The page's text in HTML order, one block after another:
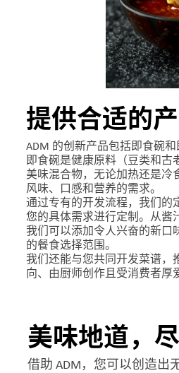
提供合适的
ADM 的创新产品包括即食碗
即食碗是健康原料（豆类和古
美味混合物，无论加热还是冷
风味、口感和营养的需求。
通过专有的开发流程，我们的
您的具体需求进行定制。从酱
我们可以添加令人兴奋的新口
的餐食选择范围。
我们还能与您共同开发菜谱，
向、由厨师创作且受消费者厚
美味地道，
借助 ADM，您可以创造出